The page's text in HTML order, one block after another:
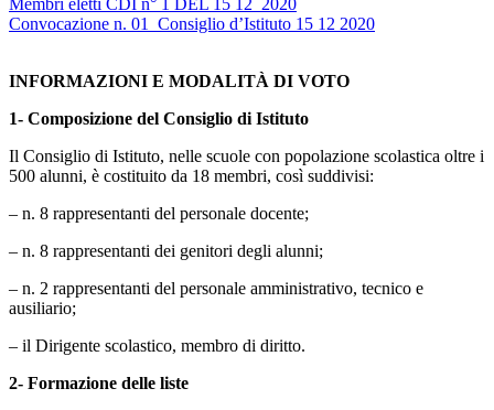
Membri eletti CDI n° 1 DEL 15 12 2020
Convocazione n. 01 Consiglio d’Istituto 15 12 2020
INFORMAZIONI E MODALITÀ DI VOTO
1- Composizione del Consiglio di Istituto
Il Consiglio di Istituto, nelle scuole con popolazione scolastica oltre i
500 alunni, è costituito da 18 membri, così suddivisi:
– n. 8 rappresentanti del personale docente;
– n. 8 rappresentanti dei genitori degli alunni;
– n. 2 rappresentanti del personale amministrativo, tecnico e
ausiliario;
– il Dirigente scolastico, membro di diritto.
2- Formazione delle liste